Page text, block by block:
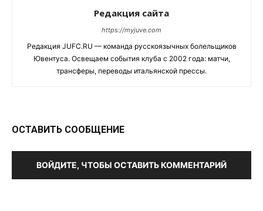
Редакция сайта
https://myjuve.com
Редакция JUFC.RU — команда русскоязычных болельщиков
Ювентуса. Освещаем события клуба с 2002 года: матчи,
трансферы, переводы итальянской прессы.
ОСТАВИТЬ СООБЩЕНИЕ
ВОЙДИТЕ, ЧТОБЫ ОСТАВИТЬ КОММЕНТАРИЙ